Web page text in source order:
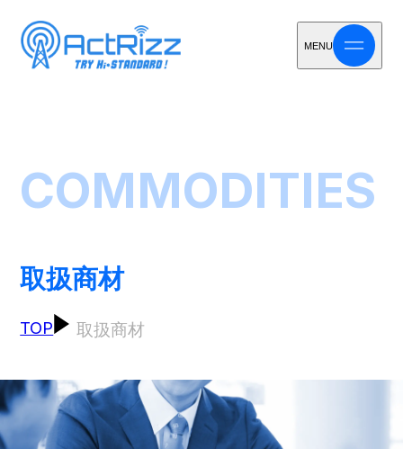
MENU
COMMODITIES
取扱商材
TOP 取扱商材